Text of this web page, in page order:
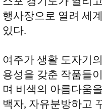
행사장으로 열려 세
있다.
여주가 생활 도자기
용성을 갖춘 작품들
며 비색의 아름다움
백자, 자유분방하고